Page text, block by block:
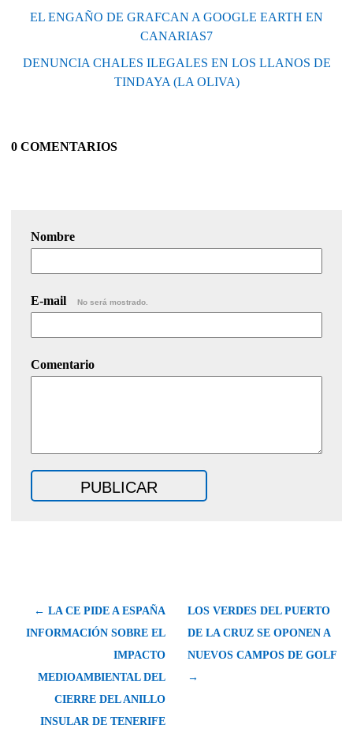
EL ENGAÑO DE GRAFCAN A GOOGLE EARTH EN
CANARIAS7
DENUNCIA CHALES ILEGALES EN LOS LLANOS DE
TINDAYA (LA OLIVA)
0 COMENTARIOS
Nombre
E-mail No será mostrado.
Comentario
← LA CE PIDE A ESPAÑA
INFORMACIÓN SOBRE EL
IMPACTO
MEDIOAMBIENTAL DEL
CIERRE DEL ANILLO
INSULAR DE TENERIFE
LOS VERDES DEL PUERTO
DE LA CRUZ SE OPONEN A
NUEVOS CAMPOS DE GOLF
→